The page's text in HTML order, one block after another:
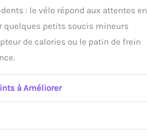
: le vélo répond aux attentes en
quelques petits soucis mineurs
de calories ou le patin de frein
à Améliorer